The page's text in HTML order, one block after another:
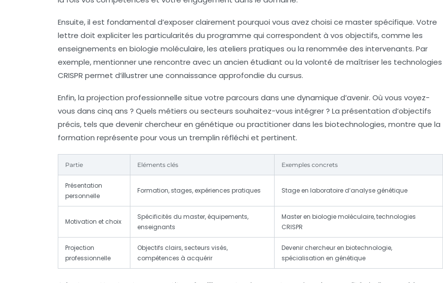
Ensuite, il est fondamental d’exposer clairement pourquoi vous avez choisi ce master spécifique. Votre
lettre doit expliciter les particularités du programme qui correspondent à vos objectifs, comme les
enseignements en biologie moléculaire, les ateliers pratiques ou la renommée des intervenants. Par
exemple, mentionner une rencontre avec un ancien étudiant ou la volonté de maîtriser les technologies
CRISPR permet d’illustrer une connaissance approfondie du cursus.
Enfin, la projection professionnelle situe votre parcours dans une dynamique d’avenir. Où vous voyez-
vous dans cinq ans ? Quels métiers ou secteurs souhaitez-vous intégrer ? La présentation d’objectifs
précis, tels que devenir chercheur en génétique ou practitioner dans les biotechnologies, montre que la
formation représente pour vous un tremplin réfléchi et pertinent.
Partie Eléments clés Exemples concrets
Présentation
personnelle
Formation, stages, expériences pratiques Stage en laboratoire d’analyse génétique
Motivation et choix
Spécificités du master, équipements,
enseignants
Master en biologie moléculaire, technologies
CRISPR
Projection
professionnelle
Objectifs clairs, secteurs visés,
compétences à acquérir
Devenir chercheur en biotechnologie,
spécialisation en génétique